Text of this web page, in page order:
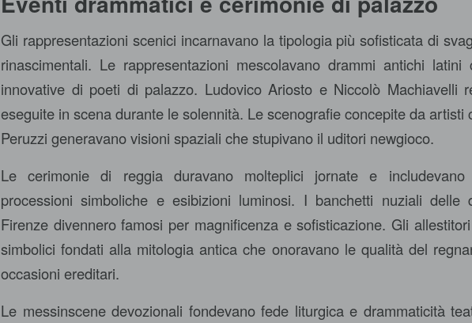
Gli rappresentazioni scenici incarnavano la tipologia più sofisticata di
rinascimentali. Le rappresentazioni mescolavano drammi antichi latini
innovative di poeti di palazzo. Ludovico Ariosto e Niccolò Machiavelli
eseguite in scena durante le solennità. Le scenografie concepite da artisti
Peruzzi generavano visioni spaziali che stupivano il uditori newgioco.
Le cerimonie di reggia duravano molteplici jornate e includevano
processioni simboliche e esibizioni luminosi. I banchetti nuziali delle
Firenze divennero famosi per magnificenza e sofisticazione. Gli
simbolici fondati alla mitologia antica che onoravano le qualità del
occasioni ereditari.
Le messinscene devozionali fondevano fede liturgica e drammaticità